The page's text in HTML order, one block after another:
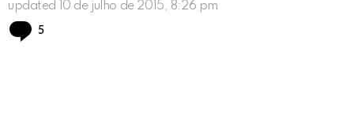
updated
10 de julho de 2015, 8:26 pm
5